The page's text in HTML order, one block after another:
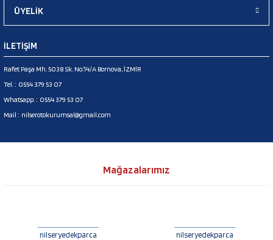
ÜYELİK
İLETİŞİM
Rafet Paşa Mh. 5038 Sk. No:14/A Bornova, İZMİR
Tel. : 0554 379 53 07
Whatsapp. : 0554 379 53 07
Mail : nilserotokurumsal@gmail.com
Mağazalarımız
nilseryedekparca nilseryedekparca